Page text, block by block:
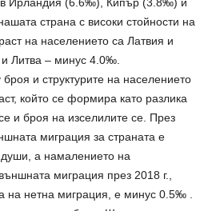
страна с високи стойности на
на населението са Латвия и
Литва – минус 4.0‰.
и структурите на населението
който се формира като разлика
и броя на изселилите се. През
миграция за страната е
а намалението на
миграция през 2018 г.,
на нетна миграция, е минус 0.5‰ .